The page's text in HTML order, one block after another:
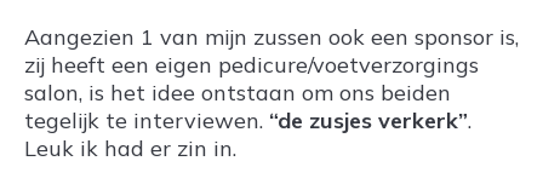
Aangezien 1 van mijn zussen ook een sponsor is,
zij heeft een eigen pedicure/voetverzorgings
salon, is het idee ontstaan om ons beiden
tegelijk te interviewen. “de zusjes verkerk”.
Leuk ik had er zin in.